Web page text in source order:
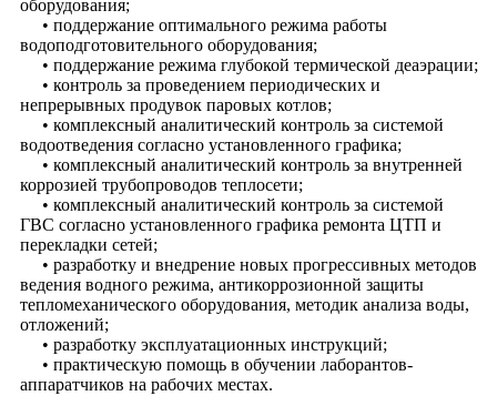
оборудования;
• поддержание оптимального режима работы
водоподготовительного оборудования;
• поддержание режима глубокой термической деаэрации;
• контроль за проведением периодических и
непрерывных продувок паровых котлов;
• комплексный аналитический контроль за системой
водоотведения согласно установленного графика;
• комплексный аналитический контроль за внутренней
коррозией трубопроводов теплосети;
• комплексный аналитический контроль за системой
ГВС согласно установленного графика ремонта ЦТП и
перекладки сетей;
• разработку и внедрение новых прогрессивных методов
ведения водного режима, антикоррозионной защиты
тепломеханического оборудования, методик анализа воды,
отложений;
• разработку эксплуатационных инструкций;
• практическую помощь в обучении лаборантов-
аппаратчиков на рабочих местах.